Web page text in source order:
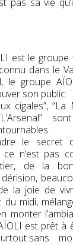
est le groupe
dans le
le groupe
son public.
cigales”, “La
le secret
ce n’est pas
de la
la joie de
du midi,
monter
est prêt à
sans